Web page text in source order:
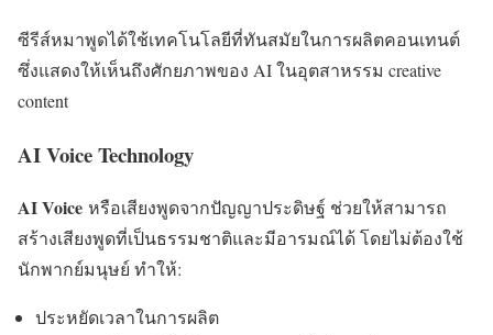
ซีรีส์หมาพูดได้ใช้เทคโนโลยีที่ทันสมัยในการผลิตคอนเทนต์
ซึ่งแสดงให้เห็นถึงศักยภาพของ AI ในอุตสาหรรม creative
content
AI Voice Technology
AI Voice หรือเสียงพูดจากปัญญาประดิษฐ์ ช่วยให้สามารถ
สร้างเสียงพูดที่เป็นธรรมชาติและมีอารมณ์ได้ โดยไม่ต้องใช้
นักพากย์มนุษย์ ทำให้:
ประหยัดเวลาในการผลิต